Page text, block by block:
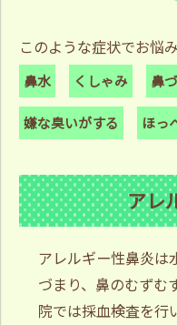
このような症状でお悩
鼻水 くしゃみ 鼻
嫌な臭いがする ほっ
アレ
アレルギー性鼻炎は
づまり、鼻のむずむ
院では採血検査を行